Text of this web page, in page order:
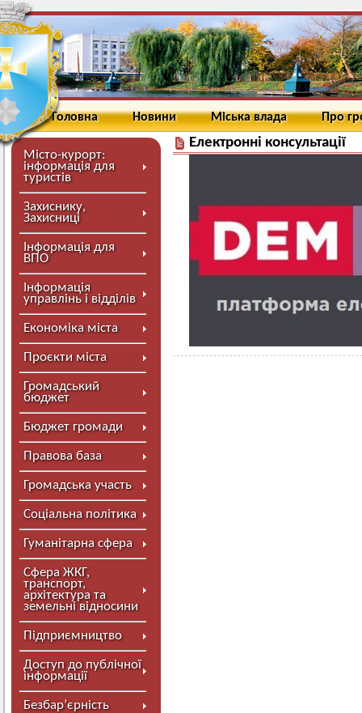
Головна Новини Міська влада Про
Місто-курорт:
інформація для
туристів
Захиснику,
Захисниці
Інформація для
ВПО
Інформація
управлінь і відділів
Економіка міста
Проєкти міста
Громадський
бюджет
Бюджет громади
Правова база
Громадська участь
Соціальна політика
Гуманітарна сфера
Сфера ЖКГ,
транспорт,
архітектура та
земельні відносини
Підприємництво
Доступ до публічної
інформації
Безбар’єрність
Електронні консультації